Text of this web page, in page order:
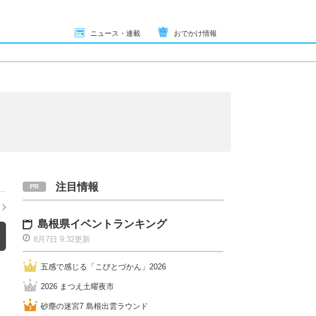
ニュース・連載 おでかけ情報
注目情報
島根県イベントランキング
8月7日 9:32更新
五感で感じる「こびとづかん」2026
2026 まつえ土曜夜市
砂塵の迷宮7 島根出雲ラウンド